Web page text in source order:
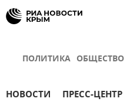
ПОЛИТИКА ОБЩЕСТВО
НОВОСТИ ПРЕСС-ЦЕНТР